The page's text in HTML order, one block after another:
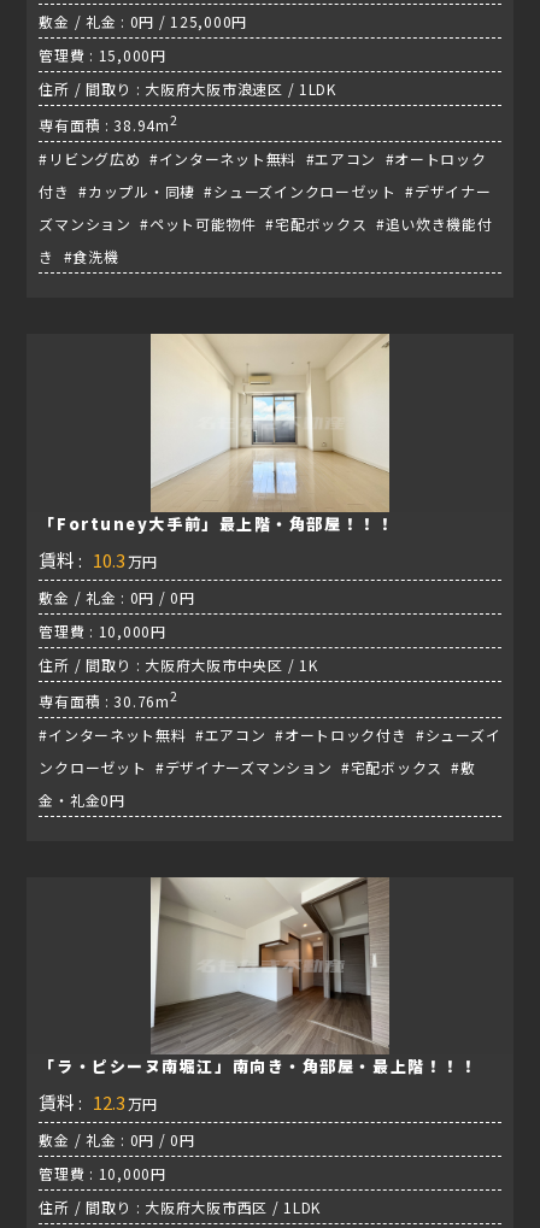
敷金 / 礼金 : 0円 / 125,000円
管理費 : 15,000円
住所 / 間取り : 大阪府大阪市浪速区 / 1LDK
専有面積 : 38.94m2
#リビング広め #インターネット無料 #エアコン #オートロック
付き #カップル・同棲 #シューズインクローゼット #デザイナー
ズマンション #ペット可能物件 #宅配ボックス #追い炊き機能付
き #食洗機
「Fortuney大手前」最上階・角部屋！！！
賃料 : 10.3 万円
敷金 / 礼金 : 0円 / 0円
管理費 : 10,000円
住所 / 間取り : 大阪府大阪市中央区 / 1K
専有面積 : 30.76m2
#インターネット無料 #エアコン #オートロック付き #シューズイ
ンクローゼット #デザイナーズマンション #宅配ボックス #敷
金・礼金0円
「ラ・ピシーヌ南堀江」南向き・角部屋・最上階！！！
賃料 : 12.3 万円
敷金 / 礼金 : 0円 / 0円
管理費 : 10,000円
住所 / 間取り : 大阪府大阪市西区 / 1LDK